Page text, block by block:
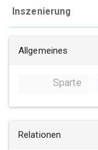
Inszenierung
Allgemeines
Sparte
Relationen